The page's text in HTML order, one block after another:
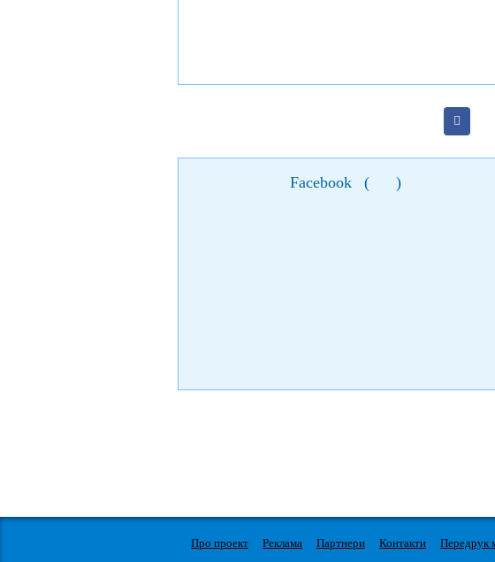
Facebook ( )
Про проект Реклама Партнери Контакти Передрук